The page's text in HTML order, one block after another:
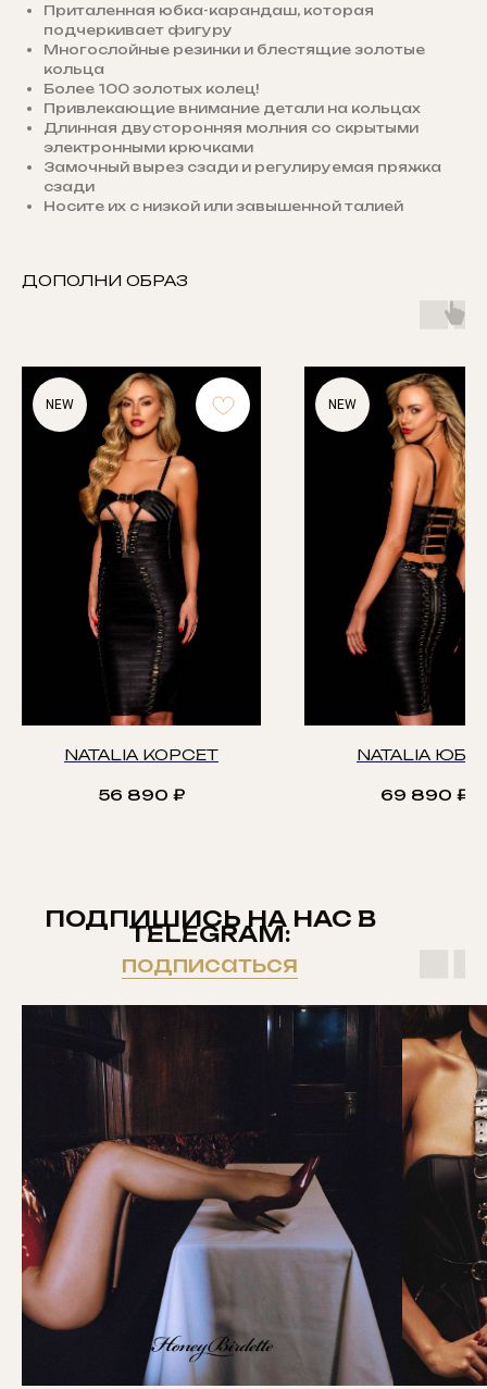
Приталенная юбка-карандаш, которая
подчеркивает фигуру
Многослойные резинки и блестящие золотые
кольца
Более 100 золотых колец!
Привлекающие внимание детали на кольцах
Длинная двусторонняя молния со скрытыми
электронными крючками
Замочный вырез сзади и регулируемая пряжка
сзади
Носите их с низкой или завышенной талией
ДОПОЛНИ ОБРАЗ
NEW
NATALIA КОРСЕТ
56 890 ₽
NEW
NATALIA
69 890 ₽
ПОДПИШИСЬ НА НАС В
TELEGRAM:
подписаться